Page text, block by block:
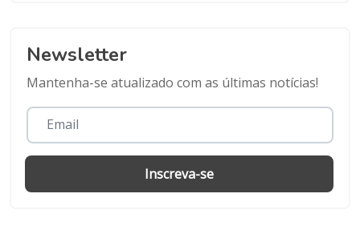
Newsletter
Mantenha-se atualizado com as últimas notícias!
Inscreva-se